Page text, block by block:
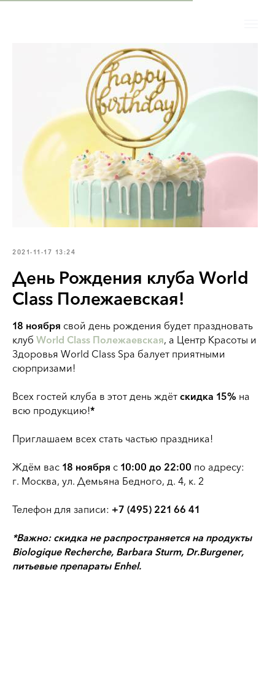
2021-11-17 13:24
День Рождения клуба World
Class Полежаевская!
18 ноября свой день рождения будет праздновать
клуб World Class Полежаевская, а Центр Красоты и
Здоровья World Class Spa балует приятными
сюрпризами!
Всех гостей клуба в этот день ждёт скидка 15% на
всю продукцию!*
Приглашаем всех стать частью праздника!
Ждём вас 18 ноября с 10:00 до 22:00 по адресу:
г. Москва, ул. Демьяна Бедного, д. 4, к. 2
Телефон для записи: +7 (495) 221 66 41
*Важно: скидка не распространяется на продукты
Biologique Recherche, Barbara Sturm, Dr.Вurgener,
питьевые препараты Enhel.